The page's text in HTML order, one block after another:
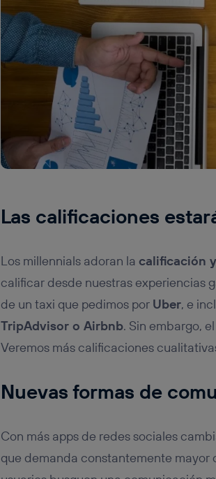
Las calificaciones
Los millennials adoran la calificación
calificar desde nuestras experiencias
de un taxi que pedimos por Uber, e
TripAdvisor o Airbnb. Sin embargo,
Veremos más calificaciones
Nuevas formas de
Con más apps de redes sociales
que demanda constantemente mayor